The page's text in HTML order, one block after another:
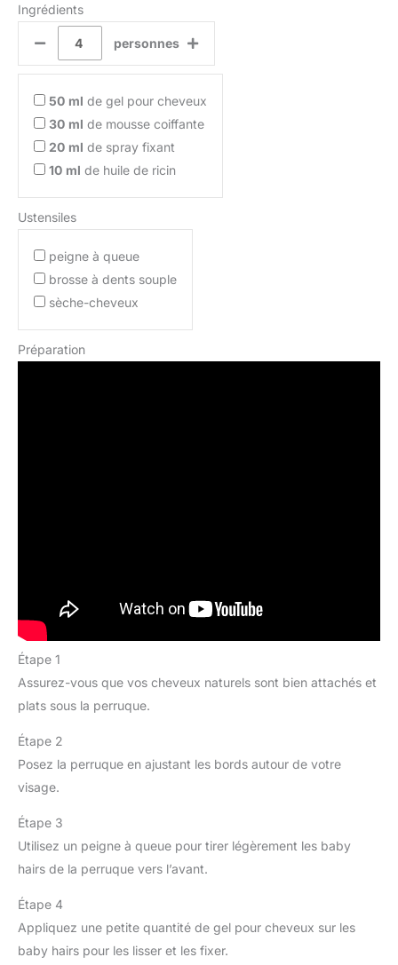
Ingrédients
personnes
50 ml de gel pour cheveux
30 ml de mousse coiffante
20 ml de spray fixant
10 ml de huile de ricin
Ustensiles
peigne à queue
brosse à dents souple
sèche-cheveux
Préparation
Étape 1
Assurez-vous que vos cheveux naturels sont bien attachés et
plats sous la perruque.
Étape 2
Posez la perruque en ajustant les bords autour de votre
visage.
Étape 3
Utilisez un peigne à queue pour tirer légèrement les baby
hairs de la perruque vers l’avant.
Étape 4
Appliquez une petite quantité de gel pour cheveux sur les
baby hairs pour les lisser et les fixer.